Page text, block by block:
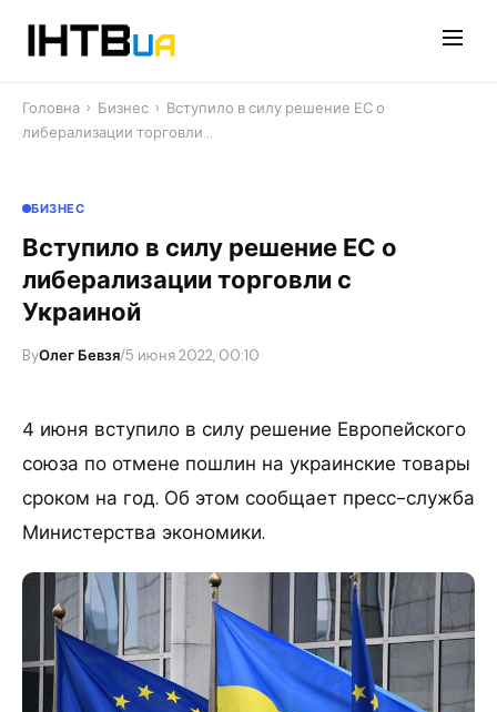
Головна › Бизнес › Вступило в силу решение ЕС о
либерализации торговли…
БИЗНЕС
Вступило в силу решение ЕС о
либерализации торговли с
Украиной
ByОлег Бевзя/5 июня 2022, 00:10
4 июня вступило в силу решение Европейского
союза по отмене пошлин на украинские товары
сроком на год. Об этом сообщает пресс-служба
Министерства экономики.